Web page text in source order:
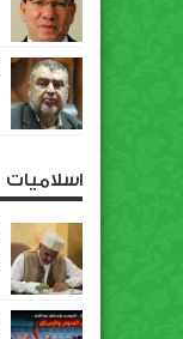
اسلاميات